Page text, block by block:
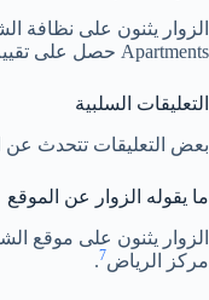
Apartments حصل على تقييم 7.9 بعد 899 مراجعة
التعليقات السلبية
بعض التعليقات تتحدث عن
ما يقوله الزوار عن الموقع
مركز الرياض7
.